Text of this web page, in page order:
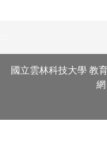
國立雲林科技大學 教